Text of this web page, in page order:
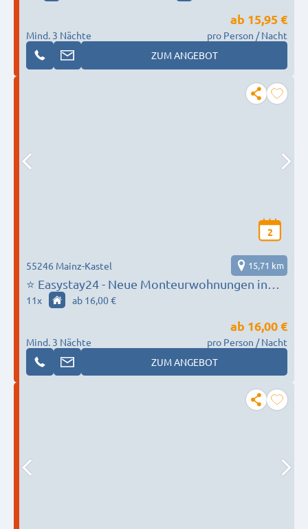
Mind. 3 Nächte
ab 15,95 €
pro Person / Nacht
ZUM ANGEBOT
2
⭐ Easystay24 - Neue Monteurwohnungen in
Mainz Kastel
55246 Mainz-Kastel 15,71 km
11x ab 16,00 €
Mind. 3 Nächte
ab 16,00 €
pro Person / Nacht
ZUM ANGEBOT